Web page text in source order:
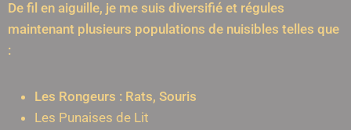
De fil en aiguille, je me suis diversifié et régules
maintenant plusieurs populations de nuisibles telles que
:
Les Rongeurs : Rats, Souris
Les Punaises de Lit